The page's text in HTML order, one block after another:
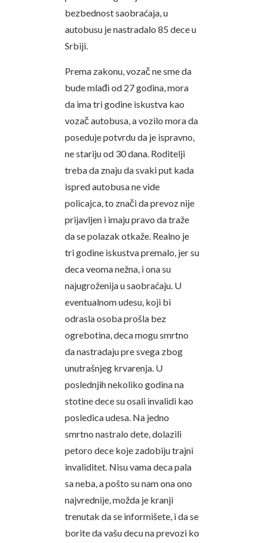
bezbednost saobraćaja, u
autobusu je nastradalo 85 dece u
Srbiji.
Prema zakonu, vozač ne sme da
bude mlađi od 27 godina, mora
da ima tri godine iskustva kao
vozač autobusa, a vozilo mora da
poseduje potvrdu da je ispravno,
ne stariju od 30 dana. Roditelji
treba da znaju da svaki put kada
ispred autobusa ne vide
policajca, to znači da prevoz nije
prijavljen i imaju pravo da traže
da se polazak otkaže. Realno je
tri godine iskustva premalo, jer su
deca veoma nežna, i ona su
najugroženija u saobraćaju. U
eventualnom udesu, koji bi
odrasla osoba prošla bez
ogrebotina, deca mogu smrtno
da nastradaju pre svega zbog
unutrašnjeg krvarenja. U
poslednjih nekoliko godina na
stotine dece su osali invalidi kao
posledica udesa. Na jedno
smrtno nastralo dete, dolazili
petoro dece koje zadobiju trajni
invaliditet. Nisu vama deca pala
sa neba, a pošto su nam ona ono
najvrednije, možda je kranji
trenutak da se informišete, i da se
borite da vašu decu na prevozi ko